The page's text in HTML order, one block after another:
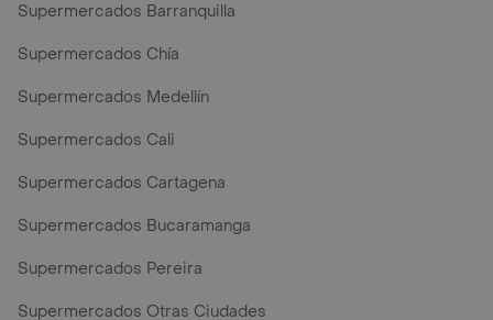
Supermercados Barranquilla
Supermercados Chía
Supermercados Medellín
Supermercados Cali
Supermercados Cartagena
Supermercados Bucaramanga
Supermercados Pereira
Supermercados Otras Ciudades